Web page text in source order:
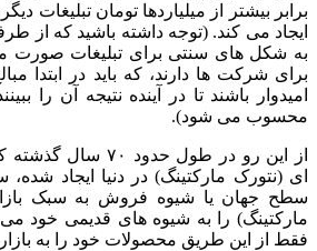
برابر بیشتر از میلیاردها تومان تبلیغات
ایجاد می کند. (توجه داشته باشید که از
به شکل های سنتی برای تبلیغات صورت می
برای شرکت ها دارند، که باید در ابتدا
امیدوار باشند تا در آینده نتیجه آن را
محسوب می شود).
از این رو در طول
ای (نتورک مارکتینگ) در دنیا ایجاد شده،
سطح جهان یا شیوه فروش به سبک
مارکتینگ) را به شیوه های قدیمی خود می
فقط از این طریق محصولات خود را به بازار